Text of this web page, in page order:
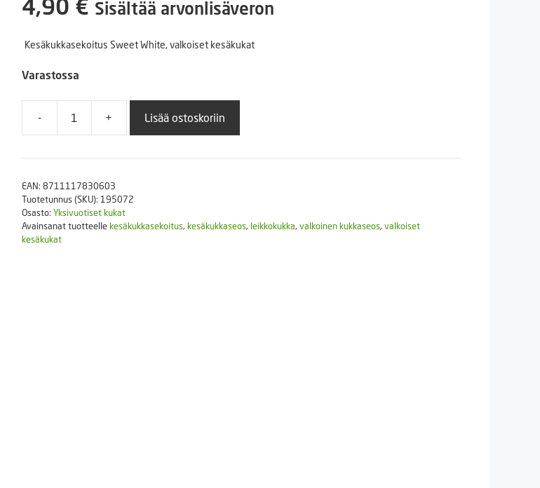
Puutarhatyökalut
4,90 € Sisältää arvonlisäveron
Kesäkukkasekoitus Sweet White, valkoiset kesäkukat
Varastossa
-
Kesäkukkasekoitus
-
bouqets
Sweet
White
määrä
+ Lisää ostoskoriin
EAN: 8711117830603
Tuotetunnus (SKU): 195072
Osasto: Yksivuotiset kukat
Avainsanat tuotteellekesäkukkasekoitus, kesäkukkaseos, leikkokukka, valkoinen kukkaseos, valkoiset
kesäkukat